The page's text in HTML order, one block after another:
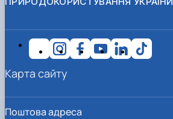
Поштова адреса
Карта сайту